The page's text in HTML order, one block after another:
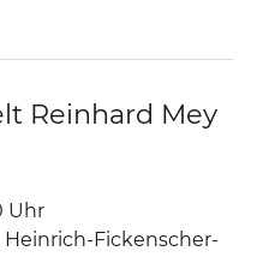
Reinhard Mey
Uhr
Heinrich-Fickenscher-